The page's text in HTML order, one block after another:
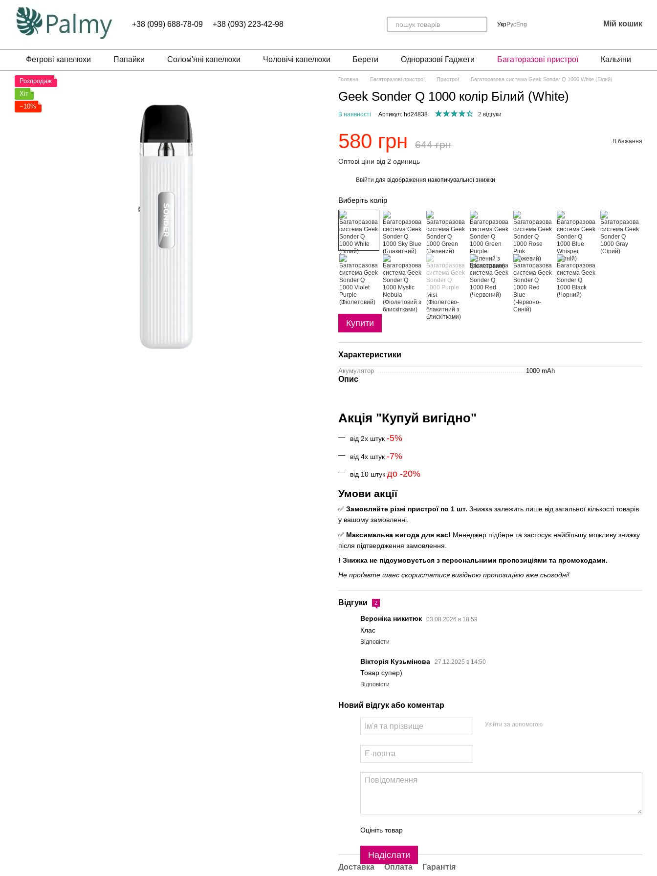
Перейти до основного контенту
+38 (099) 688-78-09 +38 (093) 223-42-98 УкрРусEng Мій кошик
Фетрові капелюхи Папайки Солом'яні капелюхи Чоловічі капелюхи Берети Одноразові Гаджети Багаторазові пристрої Кальяни
Розпродаж
Хіт
−10%
Головна Багаторазові пристрої Пристрої Багаторазова система Geek Sonder Q 1000 White (Білий)
Geek Sonder Q 1000 колір Білий (White)
В наявності Артикул: hd24838 2 відгуки
580 грн 644 грн В бажання
Оптові ціни від 2 одиниць
Ввійти для відображення накопичувальної знижки
Виберіть колір
Купити
Характеристики
Акумулятор 1000 mAh
Опис
Акція "Купуй вигідно"
від 2х штук -5%
від 4х штук -7%
від 10 штук до -20%
Умови акції
✅ Замовляйте різні пристрої по 1 шт. Знижка залежить лише від загальної кількості товарів
у вашому замовленні.
✅ Максимальна вигода для вас! Менеджер підбере та застосує найбільшу можливу знижку
після підтвердження замовлення.
❗ Знижка не підсумовується з персональними пропозиціями та промокодами.
Не проґавте шанс скористатися вигідною пропозицією вже сьогодні!
Відгуки 2
Вероніка никитюк 03.08.2026 в 18:59
Клас
Відповісти
Вікторія Кузьмінова 27.12.2025 в 14:50
Товар супер)
Відповісти
Новий відгук або коментар
Увійти за допомогою
Оцініть товар
Надіслати
Доставка Оплата Гарантія